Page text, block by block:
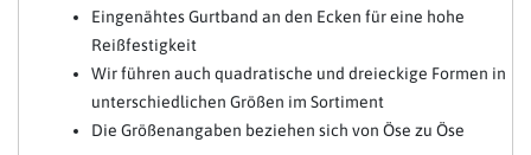
Eingenähtes Gurtband an den Ecken für eine hohe
Reißfestigkeit
Wir führen auch quadratische und dreieckige Formen in
unterschiedlichen Größen im Sortiment
Die Größenangaben beziehen sich von Öse zu Öse